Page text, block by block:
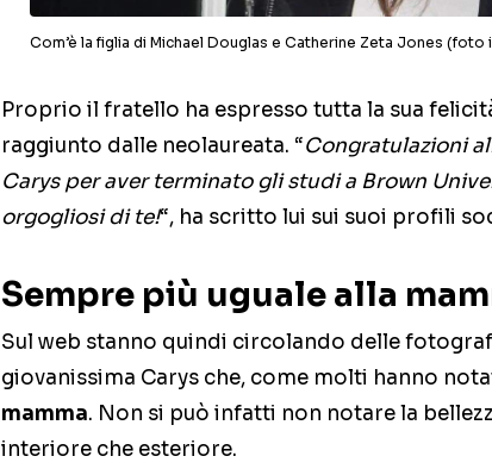
Com’è la figlia di Michael Douglas e Catherine Zeta Jones
Proprio il fratello ha espresso tutta la sua
raggiunto dalle neolaureata. “Congratulazioni
Carys per aver terminato gli studi a Brown
orgogliosi di te!“, ha scritto lui sui suoi profili
Sempre più uguale alla
Sul web stanno quindi circolando delle
giovanissima Carys che, come molti hanno
mamma. Non si può infatti non notare la
interiore che esteriore.